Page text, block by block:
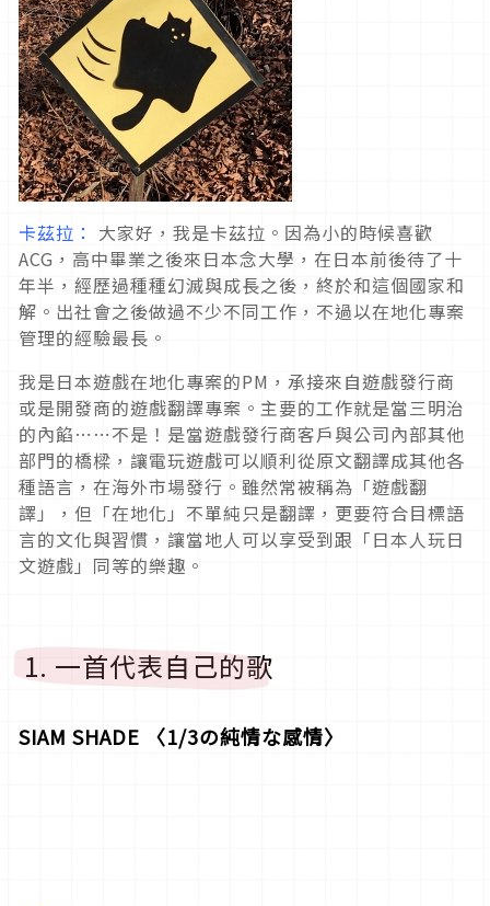
卡茲拉： 大家好，我是卡茲拉。因為小的時候喜歡
ACG，高中畢業之後來日本念大學，在日本前後待了十
年半，經歷過種種幻滅與成長之後，終於和這個國家和
解。出社會之後做過不少不同工作，不過以在地化專案
管理的經驗最長。
我是日本遊戲在地化專案的PM，承接來自遊戲發行商
或是開發商的遊戲翻譯專案。主要的工作就是當三明治
的內餡⋯⋯不是！是當遊戲發行商客戶與公司內部其他
部門的橋樑，讓電玩遊戲可以順利從原文翻譯成其他各
種語言，在海外市場發行。雖然常被稱為「遊戲翻
譯」，但「在地化」不單純只是翻譯，更要符合目標語
言的文化與習慣，讓當地人可以享受到跟「日本人玩日
文遊戲」同等的樂趣。
1. 一首代表自己的歌
SIAM SHADE 〈1/3の純情な感情〉